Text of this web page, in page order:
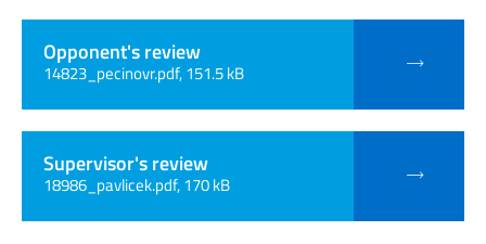
Opponent's review
14823_pecinovr.pdf, 151.5 kB
Supervisor's review
18986_pavlicek.pdf, 170 kB